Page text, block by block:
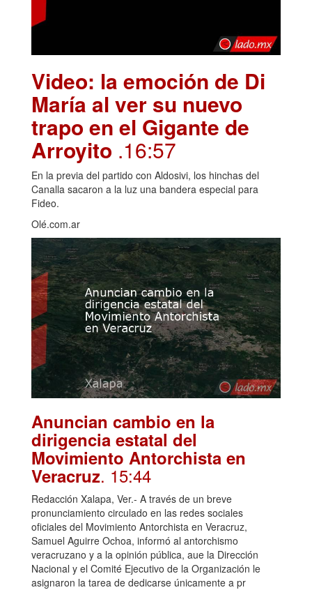
Video: la emoción de Di
María al ver su nuevo
trapo en el Gigante de
Arroyito .16:57
En la previa del partido con Aldosivi, los hinchas del
Canalla sacaron a la luz una bandera especial para
Fideo.
Olé.com.ar
Anuncian cambio en la
dirigencia estatal del
Movimiento Antorchista en
Veracruz. 15:44
Redacción Xalapa, Ver.- A través de un breve
pronunciamiento circulado en las redes sociales
oficiales del Movimiento Antorchista en Veracruz,
Samuel Aguirre Ochoa, informó al antorchismo
veracruzano y a la opinión pública, aue la Dirección
Nacional y el Comité Ejecutivo de la Organización le
asignaron la tarea de dedicarse únicamente a pr